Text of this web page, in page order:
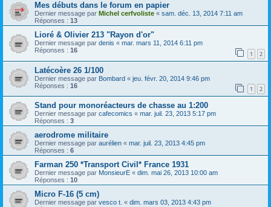
Mes débuts dans le forum en papier
Dernier message par Michel cerfvoliste « sam. déc. 13, 2014 7:11 am
Réponses : 13
Lioré & Olivier 213 "Rayon d'or"
Dernier message par denis « mar. mars 11, 2014 6:11 pm
Réponses : 16 1 2
Latécoère 26 1/100
Dernier message par Bombard « jeu. févr. 20, 2014 9:46 pm
Réponses : 16 1 2
Stand pour monoréacteurs de chasse au 1:200
Dernier message par cafecomics « mar. juil. 23, 2013 5:17 pm
Réponses : 3
aerodrome militaire
Dernier message par aurélien « mar. juil. 23, 2013 4:45 pm
Réponses : 6
Farman 250 *Transport Civil* France 1931
Dernier message par MonsieurE « dim. mai 26, 2013 10:00 am
Réponses : 10
Micro F-16 (5 cm)
Dernier message par vesco t. « dim. mars 03, 2013 4:43 pm